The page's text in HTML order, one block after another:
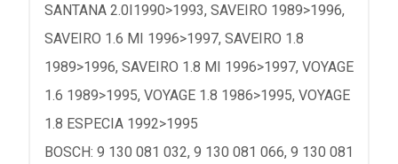
SANTANA 2.0I1990>1993, SAVEIRO 1989>1996,
SAVEIRO 1.6 MI 1996>1997, SAVEIRO 1.8
1989>1996, SAVEIRO 1.8 MI 1996>1997, VOYAGE
1.6 1989>1995, VOYAGE 1.8 1986>1995, VOYAGE
1.8 ESPECIA 1992>1995
BOSCH: 9 130 081 032, 9 130 081 066, 9 130 081